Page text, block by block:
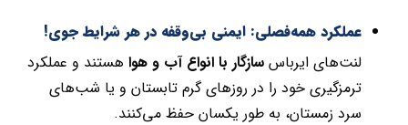
عملکرد همه‌فصلی: ایمنی بی‌وقفه در هر شرایط جوی!
لنت‌های ایرباسسازگار با انواع آب و هواهستند و عملکرد
ترمزگیری خود را در روزهای گرم تابستان و یا شب‌های
سرد زمستان، به طور یکسان حفظ می‌کنند.